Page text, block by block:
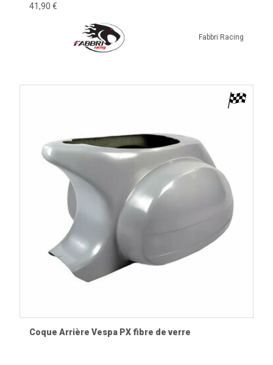
V50/PV/ET3/PK
41,90 €
Fabbri Racing
Coque Arrière Vespa PX fibre de verre